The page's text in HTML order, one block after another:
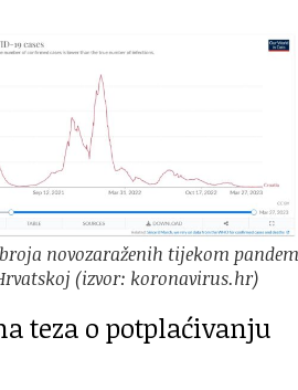
novozaraženih tijekom
(izvor: koronavirus.hr)
teza o potplaćivanju